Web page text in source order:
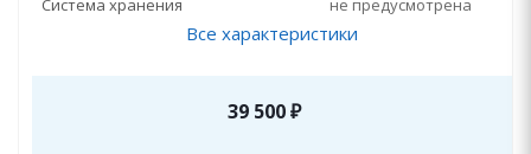
Система хранения
не предусмотрена
Все характеристики
39 500₽